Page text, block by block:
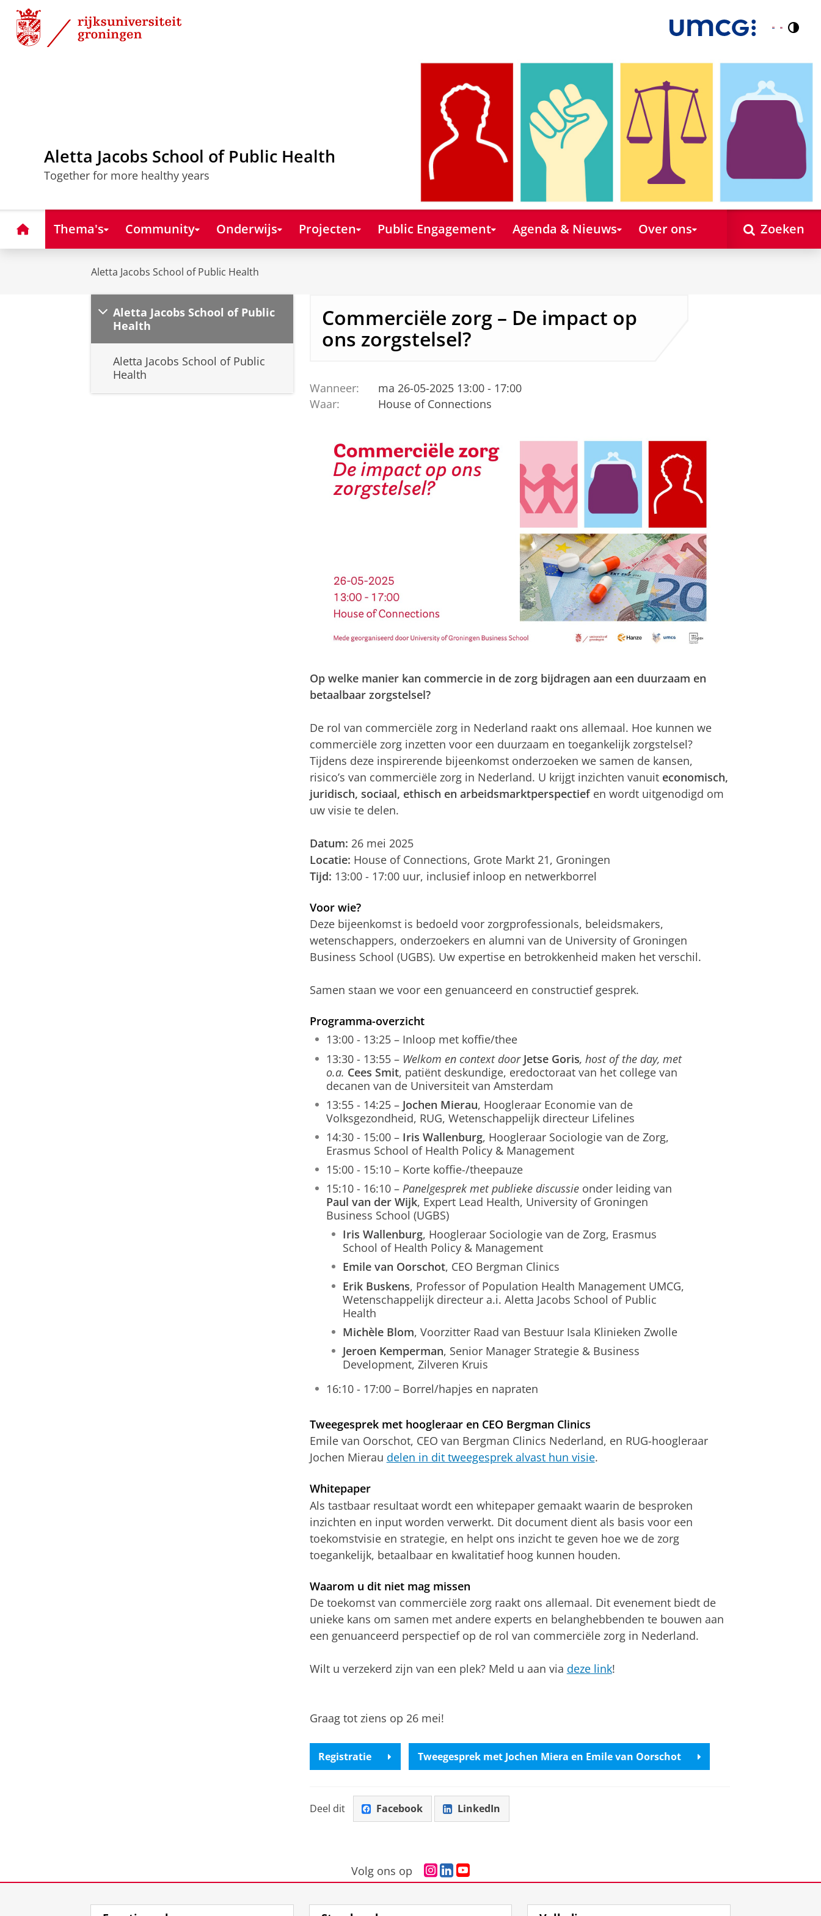
Skip
Content
Skip
Navigation
Nederlands
English
Aletta Jacobs School of Public Health
Together for more healthy years
HomeThema's Community Onderwijs Projecten Public Engagement Agenda & Nieuws Over ons Zoeken
Aletta Jacobs School of Public Health
Aletta Jacobs School of Public
Health
Aletta Jacobs School of Public
Health
Commerciële zorg – De impact op
ons zorgstelsel?
Wanneer:
ma 26-05-2025 13:00 - 17:00
Waar:
House of Connections
Op welke manier kan commercie in de zorg bijdragen aan een duurzaam en
betaalbaar zorgstelsel?
De rol van commerciële zorg in Nederland raakt ons allemaal. Hoe kunnen we
commerciële zorg inzetten voor een duurzaam en toegankelijk zorgstelsel?
Tijdens deze inspirerende bijeenkomst onderzoeken we samen de kansen,
risico’s van commerciële zorg in Nederland. U krijgt inzichten vanuit economisch,
juridisch, sociaal, ethisch en arbeidsmarktperspectiefen wordt uitgenodigd om
uw visie te delen.
Datum: 26 mei 2025
Locatie: House of Connections, Grote Markt 21, Groningen
Tijd: 13:00 - 17:00 uur, inclusief inloop en netwerkborrel
Voor wie?
Deze bijeenkomst is bedoeld voor zorgprofessionals, beleidsmakers,
wetenschappers, onderzoekers en alumni van de University of Groningen
Business School (UGBS). Uw expertise en betrokkenheid maken het verschil.
Samen staan we voor een genuanceerd en constructief gesprek.
Programma-overzicht
13:00 - 13:25 – Inloop met koffie/thee
13:30 - 13:55 – Welkom en context door Jetse Goris, host of the day, met
o.a. Cees Smit, patiënt deskundige, eredoctoraat van het college van
decanen van de Universiteit van Amsterdam
13:55 - 14:25 – Jochen Mierau, Hoogleraar Economie van de
Volksgezondheid, RUG, Wetenschappelijk directeur Lifelines
14:30 - 15:00 – Iris Wallenburg, Hoogleraar Sociologie van de Zorg,
Erasmus School of Health Policy & Management
15:00 - 15:10 – Korte koffie-/theepauze
15:10 - 16:10 – Panelgesprek met publieke discussieonder leiding van
Paul van der Wijk, Expert Lead Health, University of Groningen
Business School (UGBS)
Iris Wallenburg, Hoogleraar Sociologie van de Zorg, Erasmus
School of Health Policy & Management
Emile van Oorschot, CEO Bergman Clinics
Erik Buskens, Professor of Population Health Management UMCG,
Wetenschappelijk directeur a.i. Aletta Jacobs School of Public
Health
Michèle Blom, Voorzitter Raad van Bestuur Isala Klinieken Zwolle
Jeroen Kemperman, Senior Manager Strategie & Business
Development, Zilveren Kruis
16:10 - 17:00 – Borrel/hapjes en napraten
Tweegesprek met hoogleraar en CEO Bergman Clinics
Emile van Oorschot, CEO van Bergman Clinics Nederland, en RUG-hoogleraar
Jochen Mierau delen in dit tweegesprek alvast hun visie.
Whitepaper
Als tastbaar resultaat wordt een whitepaper gemaakt waarin de besproken
inzichten en input worden verwerkt. Dit document dient als basis voor een
toekomstvisie en strategie, en helpt ons inzicht te geven hoe we de zorg
toegankelijk, betaalbaar en kwalitatief hoog kunnen houden.
Waarom u dit niet mag missen
De toekomst van commerciële zorg raakt ons allemaal. Dit evenement biedt de
unieke kans om samen met andere experts en belanghebbenden te bouwen aan
een genuanceerd perspectief op de rol van commerciële zorg in Nederland.
Wilt u verzekerd zijn van een plek? Meld u aan via deze link!
Graag tot ziens op 26 mei!
Registratie Tweegesprek met Jochen Miera en Emile van Oorschot
Deel dit Facebook LinkedIn
Volg ons op
I
n
L
i
Y
o